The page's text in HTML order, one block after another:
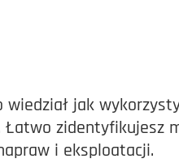
jak
zidentyfikujesz
i eksploatacji.